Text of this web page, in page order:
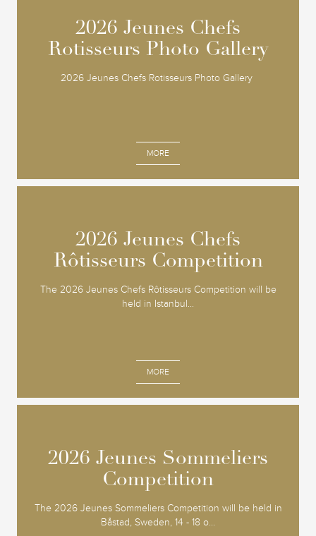
2026 Jeunes Chefs
Rotisseurs Photo Gallery
2026 Jeunes Chefs Rotisseurs Photo Gallery
MORE
2026 Jeunes Chefs
Rotisseurs Photo Gallery
2026 Jeunes Chefs
Rôtisseurs Competition
The 2026 Jeunes Chefs Rôtisseurs Competition will be
held in Istanbul...
MORE
2026 Jeunes Chefs
Rôtisseurs Competition
2026 Jeunes Sommeliers
Competition
The 2026 Jeunes Sommeliers Competition will be held in
Båstad, Sweden, 14 - 18 o...
2026 Jeunes Sommeliers
Competition